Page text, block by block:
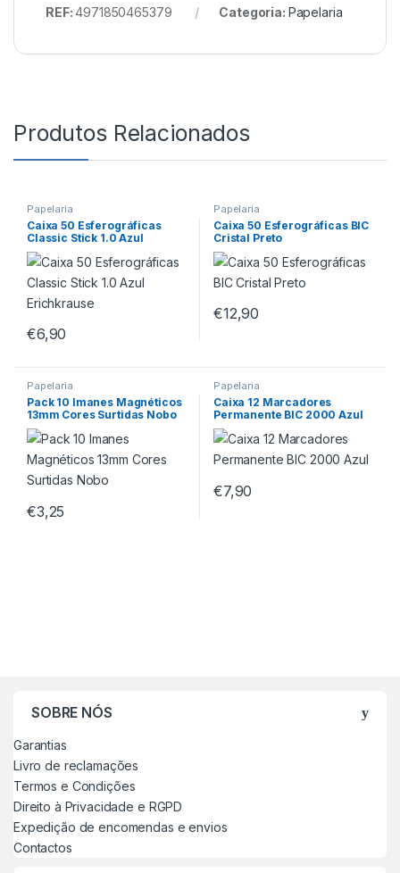
REF:4971850465379 Categoria: Papelaria
Produtos Relacionados
Papelaria
Caixa 50 Esferográficas
Classic Stick 1.0 Azul
Erichkrause
€6,90
Papelaria
Caixa 50 Esferográficas BIC
Cristal Preto
€12,90
Papelaria
Pack 10 Imanes Magnéticos
13mm Cores Surtidas Nobo
€3,25
Papelaria
Caixa 12 Marcadores
Permanente BIC 2000 Azul
€7,90
SOBRE NÓS
Garantias
Livro de reclamações
Termos e Condições
Direito à Privacidade e RGPD
Expedição de encomendas e envios
Contactos